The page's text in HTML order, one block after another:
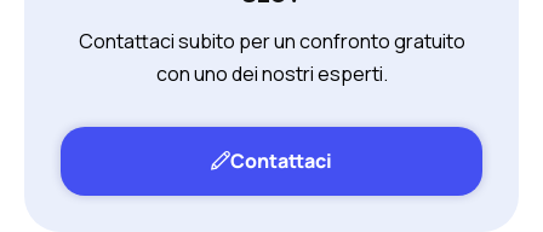
Contattaci subito per un confronto gratuito
con uno dei nostri esperti.
Contattaci